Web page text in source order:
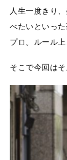
人生一度きり
べたいといっ
プロ。ルール
そこで今回は